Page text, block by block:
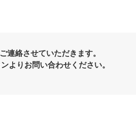
絡させていただきます。
よりお問い合わせください。